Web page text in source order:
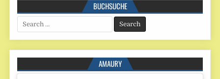
BUCHSUCHE
Search
for:
AMAURY